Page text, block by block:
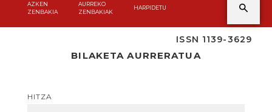
AZKEN
ZENBAKIA
AURREKO
ZENBAKIAK
HARPIDETU
ISSN 1139-3629
BILAKETA AURRERATUA
HITZA